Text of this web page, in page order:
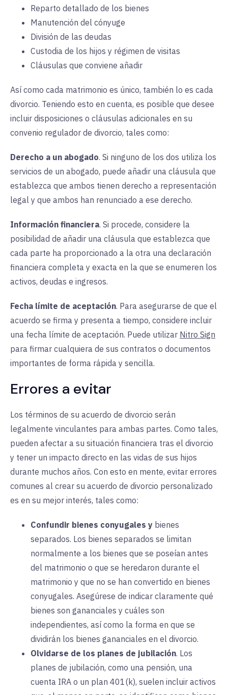
Reparto detallado de los bienes
Manutención del cónyuge
División de las deudas
Custodia de los hijos y régimen de visitas
Cláusulas que conviene añadir
Así como cada matrimonio es único, también lo es cada
divorcio. Teniendo esto en cuenta, es posible que desee
incluir disposiciones o cláusulas adicionales en su
convenio regulador de divorcio, tales como:
Derecho a un abogado. Si ninguno de los dos utiliza los
servicios de un abogado, puede añadir una cláusula que
establezca que ambos tienen derecho a representación
legal y que ambos han renunciado a ese derecho.
Información financiera. Si procede, considere la
posibilidad de añadir una cláusula que establezca que
cada parte ha proporcionado a la otra una declaración
financiera completa y exacta en la que se enumeren los
activos, deudas e ingresos.
Fecha límite de aceptación. Para asegurarse de que el
acuerdo se firma y presenta a tiempo, considere incluir
una fecha límite de aceptación. Puede utilizar Nitro Sign
para firmar cualquiera de sus contratos o documentos
importantes de forma rápida y sencilla.
Errores a evitar
Los términos de su acuerdo de divorcio serán
legalmente vinculantes para ambas partes. Como tales,
pueden afectar a su situación financiera tras el divorcio
y tener un impacto directo en las vidas de sus hijos
durante muchos años. Con esto en mente, evitar errores
comunes al crear su acuerdo de divorcio personalizado
es en su mejor interés, tales como:
Confundir bienes conyugales y bienes
separados. Los bienes separados se limitan
normalmente a los bienes que se poseían antes
del matrimonio o que se heredaron durante el
matrimonio y que no se han convertido en bienes
conyugales. Asegúrese de indicar claramente qué
bienes son gananciales y cuáles son
independientes, así como la forma en que se
dividirán los bienes gananciales en el divorcio.
Olvidarse de los planes de jubilación. Los
planes de jubilación, como una pensión, una
cuenta IRA o un plan 401(k), suelen incluir activos